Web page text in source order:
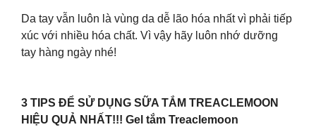
Da tay vẫn luôn là vùng da dễ lão hóa nhất vì phải tiếp
xúc với nhiều hóa chất. Vì vậy hãy luôn nhớ dưỡng
tay hàng ngày nhé!
3 TIPS ĐỂ SỬ DỤNG SỮA TẮM TREACLEMOON
HIỆU QUẢ NHẤT!!! Gel tắm Treaclemoon